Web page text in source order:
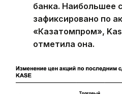
банка. Наибольшее
зафиксировано по
«Казатомпром»,
отметила она.